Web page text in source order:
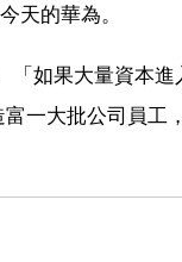
天的華為。
「如果大量資本進
一大批公司員工